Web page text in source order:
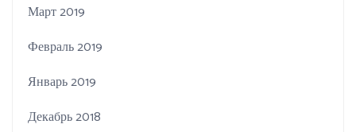
Март 2019
Февраль 2019
Январь 2019
Декабрь 2018